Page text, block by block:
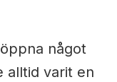
något
alltid varit en